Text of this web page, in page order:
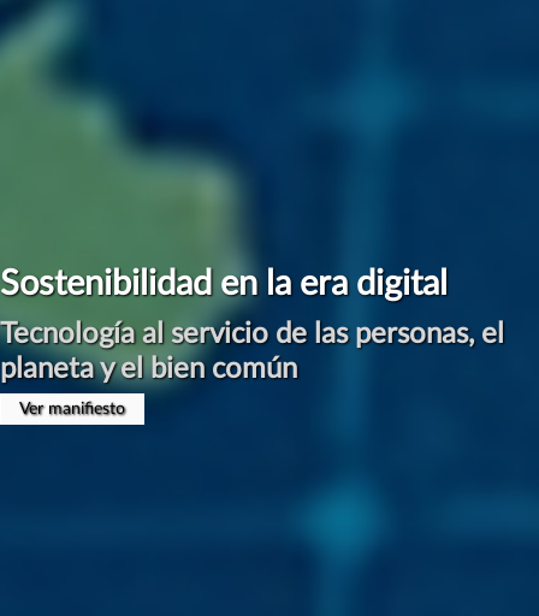
Sostenibilidad en la era digital
Tecnología al servicio de las personas, el
planeta y el bien común
Ver manifiesto